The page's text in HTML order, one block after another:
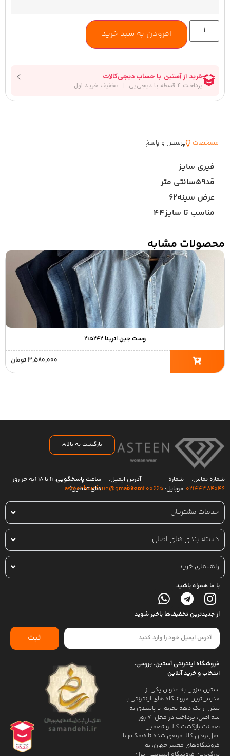
افزودن به سبد خرید
مشخصات پرسش و پاسخ
فیری سایز
قد۵۹سانتی متر
عرض سینه۶۲
مناسب تا سایز۴۴
محصولات مشابه
وست جین اترینا ۲۱۵۲۴۲
۳,۵۸۰,۰۰۰تومان
بازگشت به بالا
شماره تماس:
۰۲۱۴۴۳۸۴۰۴۶
شماره
موبایل: ۰۹۰۵۱۲۰۰۶۶۵
آدرس ایمیل:
asteenboutique@gmail.com
ساعت پاسخگویی:
۱۱ تا ۱۸ (به جز روز
های تعطیل)
خدمات مشتریان
دسته بندی های اصلی
راهنمای خرید
با ما همراه باشید
از جدیدترین تخفیف‌ها باخبر شوید
ثبت
فروشگاه اینترنتی آستین، بررسی،
انتخاب و خرید آنلاین
آستین مزون به عنوان یکی از
قدیمی‌ترین فروشگاه های اینترنتی با
بیش از یک دهه تجربه، با پایبندی به
سه اصل، پرداخت در محل، ۷ روز
ضمانت بازگشت کالا و تضمین
اصل‌بودن کالا موفق شده تا همگام با
فروشگاه‌های معتبر جهان، به